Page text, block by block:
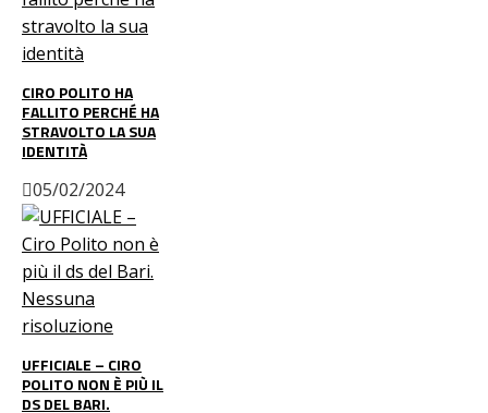
CIRO POLITO HA
FALLITO PERCHÉ HA
STRAVOLTO LA SUA
IDENTITÀ
05/02/2024
UFFICIALE – CIRO
POLITO NON È PIÙ IL
DS DEL BARI.